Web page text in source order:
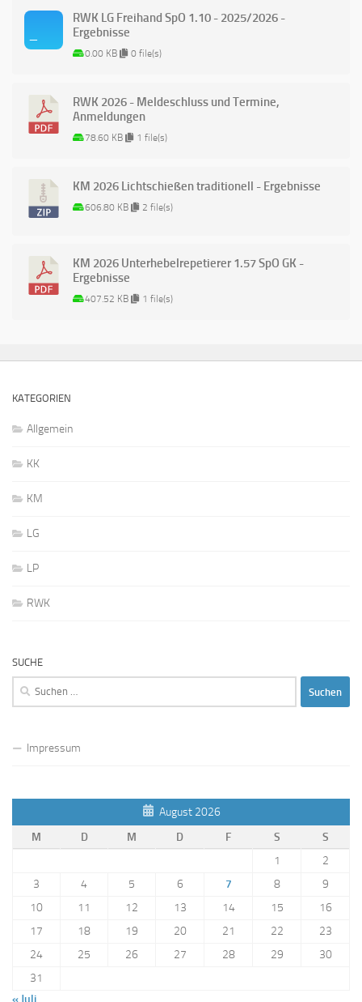
RWK LG Freihand SpO 1.10 - 2025/2026 -
Ergebnisse
0.00 KB 0 file(s)
RWK 2026 - Meldeschluss und Termine,
Anmeldungen
78.60 KB 1 file(s)
KM 2026 Lichtschießen traditionell - Ergebnisse
606.80 KB 2 file(s)
KM 2026 Unterhebelrepetierer 1.57 SpO GK -
Ergebnisse
407.52 KB 1 file(s)
KATEGORIEN
Allgemein
KK
KM
LG
LP
RWK
SUCHE
Suchen
nach:
Impressum
August 2026
M
D M D F S
S
1
2
3
4 5 6 7 8
9
10
11 12 13 14 15
16
17
18 19 20 21 22
23
24
25 26 27 28 29
30
31